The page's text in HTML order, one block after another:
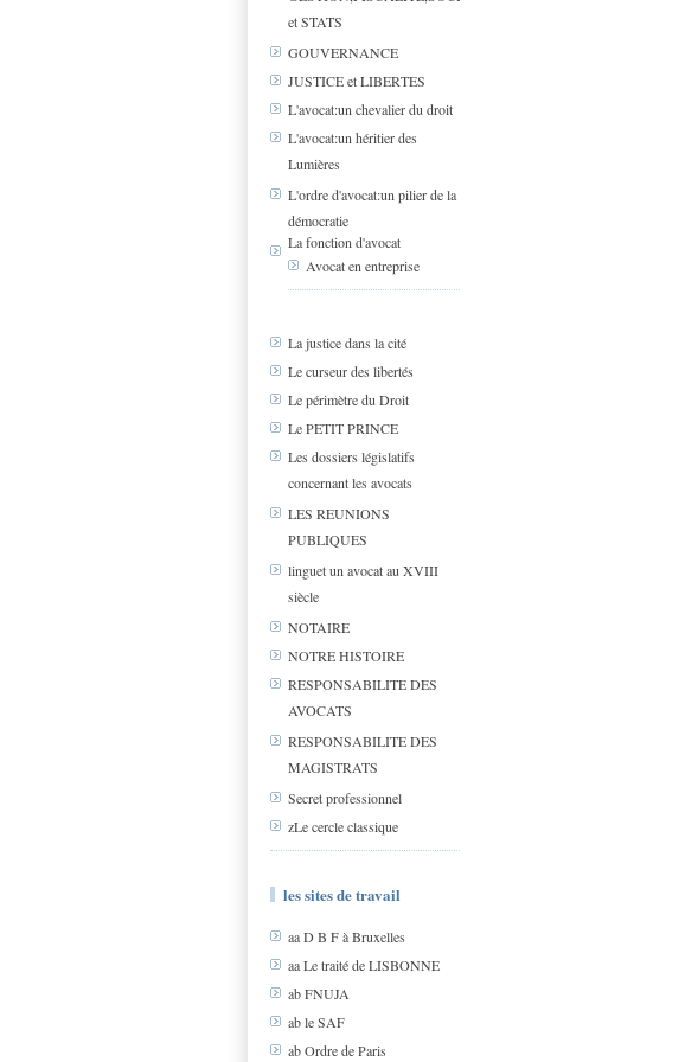
et STATS
GOUVERNANCE
JUSTICE et LIBERTES
L'avocat:un chevalier du droit
L'avocat:un héritier des
Lumières
L'ordre d'avocat:un pilier de la
démocratie
La fonction d'avocat
Avocat en entreprise
La justice dans la cité
Le curseur des libertés
Le périmètre du Droit
Le PETIT PRINCE
Les dossiers législatifs
concernant les avocats
LES REUNIONS
PUBLIQUES
linguet un avocat au XVIII
siècle
NOTAIRE
NOTRE HISTOIRE
RESPONSABILITE DES
AVOCATS
RESPONSABILITE DES
MAGISTRATS
Secret professionnel
zLe cercle classique
les sites de travail
aa D B F à Bruxelles
aa Le traité de LISBONNE
ab FNUJA
ab le SAF
ab Ordre de Paris